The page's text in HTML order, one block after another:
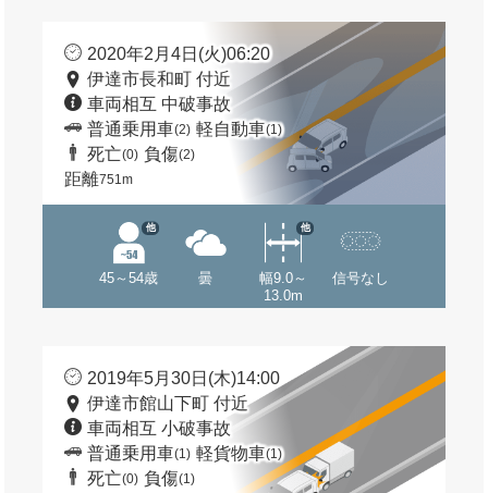
2020年2月4日(火)06:20
伊達市長和町 付近
車両相互 中破事故
普通乗用車(2) 軽自動車(1)
死亡(0) 負傷(2)
距離751m
45～54歳
他
曇
幅9.0～
13.0m
他
信号なし
2019年5月30日(木)14:00
伊達市館山下町 付近
車両相互 小破事故
普通乗用車(1) 軽貨物車(1)
死亡(0) 負傷(1)